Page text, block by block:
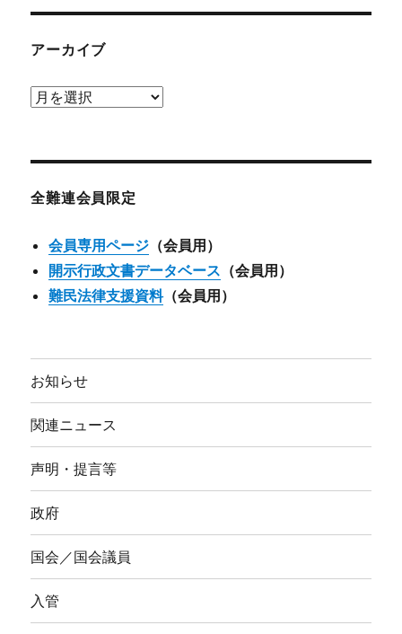
アーカイブ
ア
ブ
全難連会員限定
会員専用ページ （会員用）
開示行政文書データベース （会員用）
難民法律支援資料（会員用）
お知らせ
関連ニュース
声明・提言等
政府
国会／国会議員
入管